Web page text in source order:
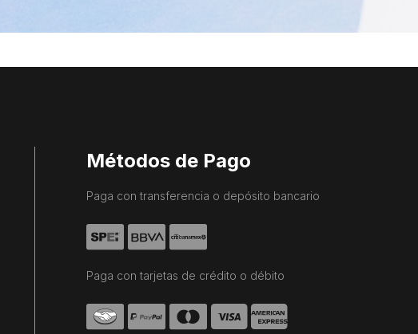
Métodos de Pago
Paga con transferencia o depósito bancario
Paga con tarjetas de crédito o débito